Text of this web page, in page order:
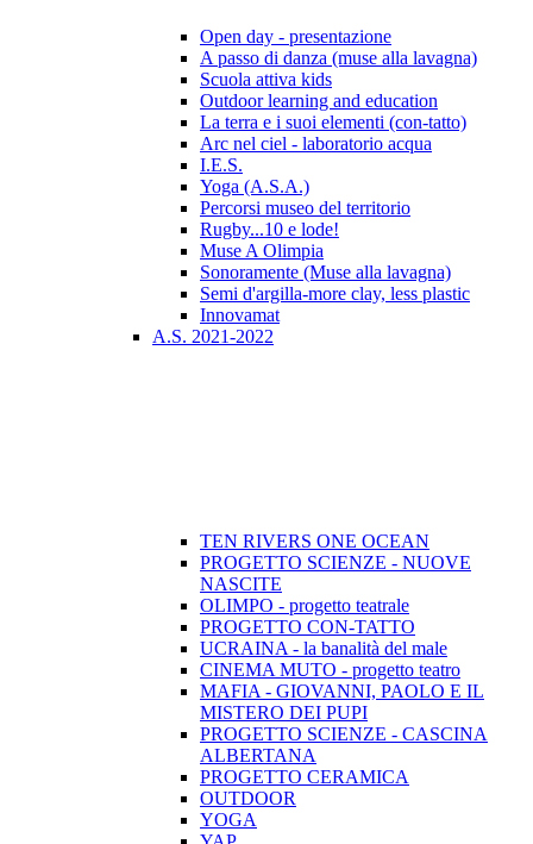
Open day - presentazione
A passo di danza (muse alla lavagna)
Scuola attiva kids
Outdoor learning and education
La terra e i suoi elementi (con-tatto)
Arc nel ciel - laboratorio acqua
I.E.S.
Yoga (A.S.A.)
Percorsi museo del territorio
Rugby...10 e lode!
Muse A Olimpia
Sonoramente (Muse alla lavagna)
Semi d'argilla-more clay, less plastic
Innovamat
A.S. 2021-2022
TEN RIVERS ONE OCEAN
PROGETTO SCIENZE - NUOVE
NASCITE
OLIMPO - progetto teatrale
PROGETTO CON-TATTO
UCRAINA - la banalità del male
CINEMA MUTO - progetto teatro
MAFIA - GIOVANNI, PAOLO E IL
MISTERO DEI PUPI
PROGETTO SCIENZE - CASCINA
ALBERTANA
PROGETTO CERAMICA
OUTDOOR
YOGA